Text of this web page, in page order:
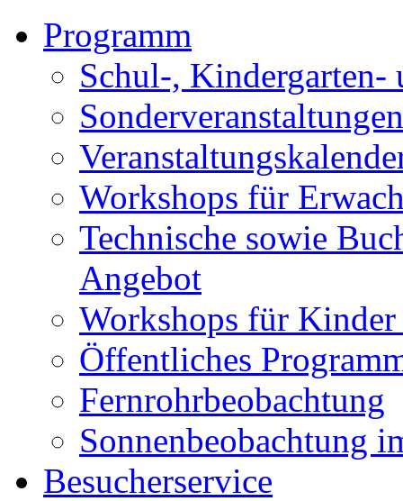
Programm
Schul-, Kindergarten-
Sonderveranstaltungen
Workshops für
Technische sowie
Angebot
Workshops für
Öffentliches
Fernrohrbeobachtung
Sonnenbeobachtung
Besucherservice